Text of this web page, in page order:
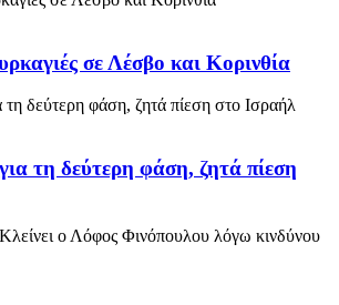
σε Λέσβο και Κορινθία
τη δεύτερη φάση, ζητά πίεση